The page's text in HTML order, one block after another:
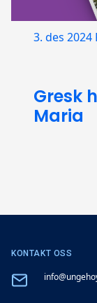
3. des 2024
Gresk
Maria
KONTAKT OSS
Email